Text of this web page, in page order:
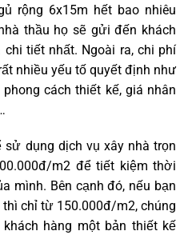
rộng 6x15m hết bao nhiêu
thầu họ sẽ gửi đến khách
tiết nhất. Ngoài ra, chi phí
nhiều yếu tố quyết định như
cách thiết kế, giá nhân
sử dụng dịch vụ xây nhà trọn
m2 để tiết kiệm thời
mình. Bên cạnh đó, nếu bạn
chỉ từ 150.000đ/m2, chúng
hàng một bản thiết kế